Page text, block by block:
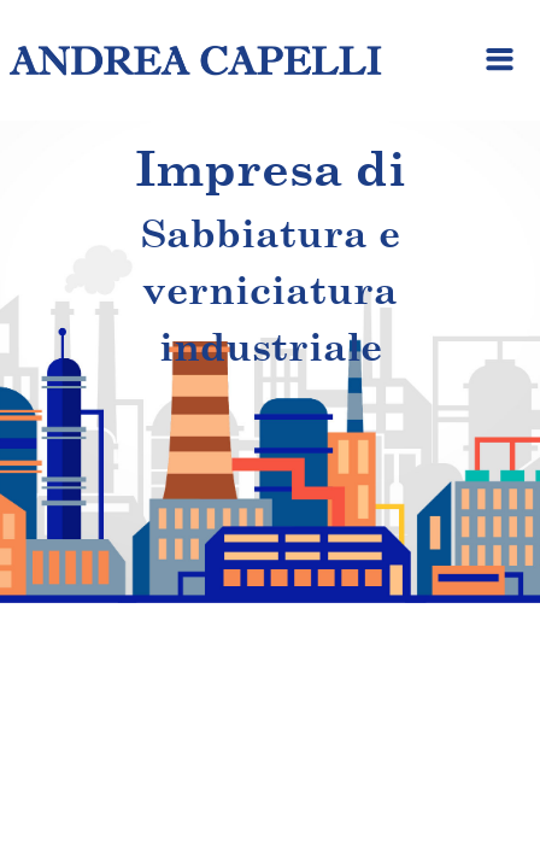
Impresa di
Sabbiatura e
verniciatura
industriale